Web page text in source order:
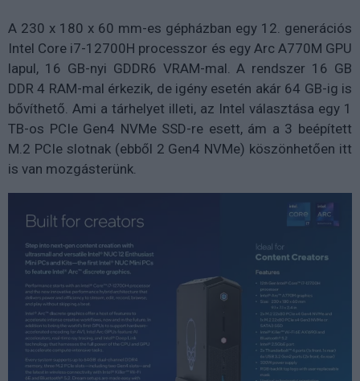
A 230 x 180 x 60 mm-es gépházban egy 12. generációs
Intel Core i7-12700H processzor és egy Arc A770M GPU
lapul, 16 GB-nyi GDDR6 VRAM-mal. A rendszer 16 GB
DDR 4 RAM-mal érkezik, de igény esetén akár 64 GB-ig is
bővíthető. Ami a tárhelyet illeti, az Intel választása egy 1
TB-os PCIe Gen4 NVMe SSD-re esett, ám a 3 beépített
M.2 PCIe slotnak (ebből 2 Gen4 NVMe) köszönhetően itt
is van mozgásterünk.